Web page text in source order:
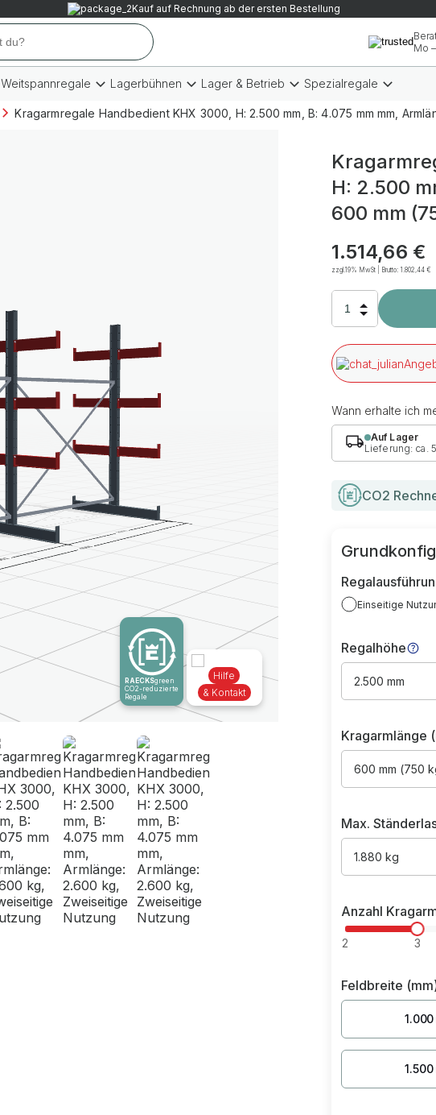
Kauf auf Rechnung ab der ersten Bestellung
Mo
Weitspannregale Lagerbühnen Lager & Betrieb Spezialregale
Kragarmregale Handbedient KHX 3000, H: 2.500 mm, B: 4.075 mm mm,
RAECKSgreen
CO2-reduzierte
Regale
Hilfe
& Kontakt
H: 2.500
600 mm
1.514,66 €
zzgl.19% MwSt | Brutto:1.802,44 €
Wann erhalte ich
Auf Lager
Lieferung: ca.
CO2
Einseitige
Regalhöhe
2.500 mm
Kragarmlänge
600 mm (750
Max.
1.880 kg
Anzahl
2 3
Feldbreite